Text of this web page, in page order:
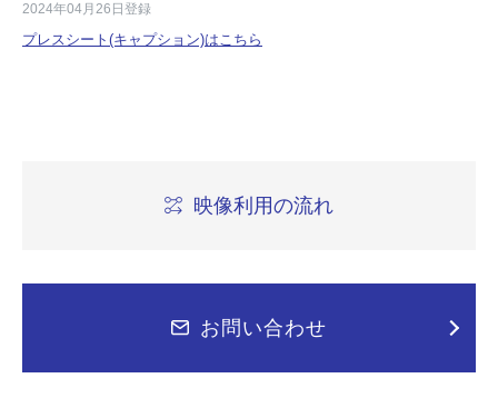
2024年04月26日登録
プレスシート(キャプション)はこちら
映像利用の流れ
お問い合わせ